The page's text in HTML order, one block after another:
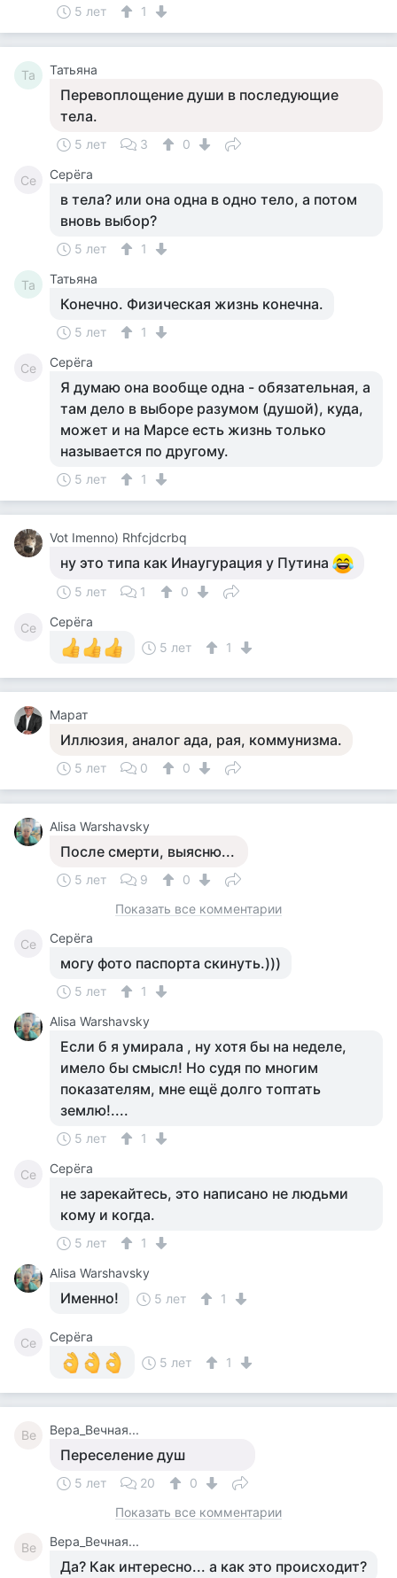
5 лет 1
Та Татьяна
Перевоплощение души в последующие
тела.
5 лет 3 0
Се Серёга
в тела? или она одна в одно тело, а потом
вновь выбор?
5 лет 1
Та Татьяна
Конечно. Физическая жизнь конечна.
5 лет 1
Се Серёга
Я думаю она вообще одна - обязательная, а
там дело в выборе разумом (душой), куда,
может и на Марсе есть жизнь только
называется по другому.
5 лет 1
Vot Imenno) Rhfcjdcrbq
ну это типа как Инаугурация у Путина
5 лет 1 0
Се
Серёга
5 лет
1
Марат
Иллюзия, аналог ада, рая, коммунизма.
5 лет 0 0
Alisa Warshavsky
После смерти, выясню...
5 лет 9
0
Показать все комментарии
Се Серёга
могу фото паспорта скинуть.)))
5 лет
1
Alisa Warshavsky
Если б я умирала , ну хотя бы на неделе,
имело бы смысл! Но судя по многим
показателям, мне ещё долго топтать
землю!....
5 лет 1
Се Серёга
не зарекайтесь, это написано не людьми
кому и когда.
5 лет
1
Alisa Warshavsky
Именно! 5 лет 1
Се
Серёга
5 лет
1
Ве Вера_Вечная...
Переселение душ
5 лет 20
0
Показать все комментарии
Ве Вера_Вечная...
Да? Как интересно... а как это происходит?